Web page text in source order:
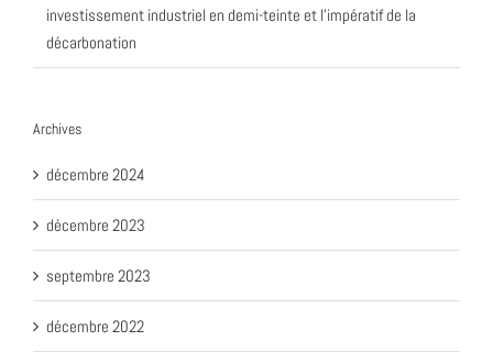
investissement industriel en demi-teinte et l’impératif de la
décarbonation
Archives
décembre 2024
décembre 2023
septembre 2023
décembre 2022